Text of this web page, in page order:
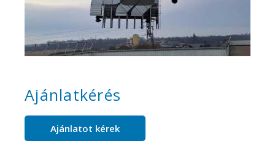
Ajánlatkérés
Ajánlatot kérek